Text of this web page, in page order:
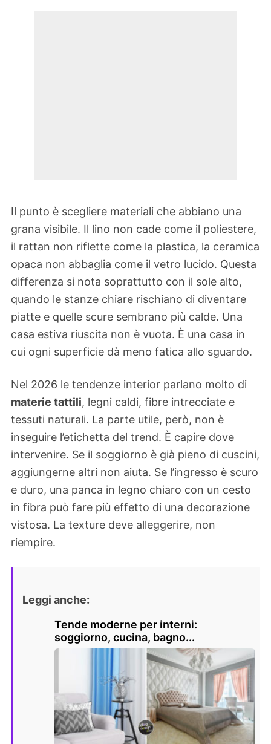
Il punto è scegliere materiali che abbiano una
grana visibile. Il lino non cade come il poliestere,
il rattan non riflette come la plastica, la ceramica
opaca non abbaglia come il vetro lucido. Questa
differenza si nota soprattutto con il sole alto,
quando le stanze chiare rischiano di diventare
piatte e quelle scure sembrano più calde. Una
casa estiva riuscita non è vuota. È una casa in
cui ogni superficie dà meno fatica allo sguardo.
Nel 2026 le tendenze interior parlano molto di
materie tattili, legni caldi, fibre intrecciate e
tessuti naturali. La parte utile, però, non è
inseguire l’etichetta del trend. È capire dove
intervenire. Se il soggiorno è già pieno di cuscini,
aggiungerne altri non aiuta. Se l’ingresso è scuro
e duro, una panca in legno chiaro con un cesto
in fibra può fare più effetto di una decorazione
vistosa. La texture deve alleggerire, non
riempire.
Leggi anche:
Tende moderne per interni:
soggiorno, cucina, bagno...